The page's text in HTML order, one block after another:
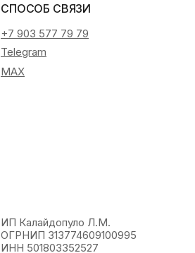
СПОСОБ СВЯЗИ
+7 903 577 79 79
MAX
Telegram
ИП Калайдопуло Л.М.
ОГРНИП 313774609100995
ИНН 501803352527